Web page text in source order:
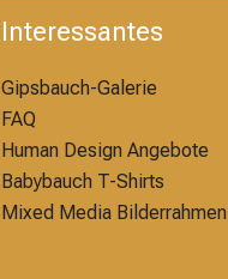
Interessantes
Gipsbauch-Galerie
FAQ
Human Design Angebote
Babybauch T-Shirts
Mixed Media Bilderrahmen